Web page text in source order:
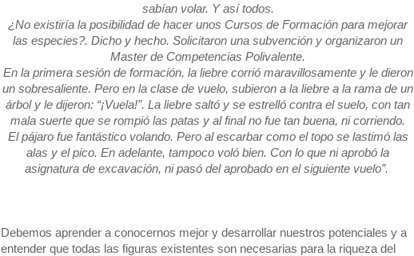
sabían volar. Y así todos.
¿No existiría la posibilidad de hacer unos Cursos de Formación para mejorar
las especies?. Dicho y hecho. Solicitaron una subvención y organizaron un
Master de Competencias Polivalente.
En la primera sesión de formación, la liebre corrió maravillosamente y le dieron
un sobresaliente. Pero en la clase de vuelo, subieron a la liebre a la rama de un
árbol y le dijeron: “¡Vuela!”. La liebre saltó y se estrelló contra el suelo, con tan
mala suerte que se rompió las patas y al final no fue tan buena, ni corriendo.
El pájaro fue fantástico volando. Pero al escarbar como el topo se lastimó las
alas y el pico. En adelante, tampoco voló bien. Con lo que ni aprobó la
asignatura de excavación, ni pasó del aprobado en el siguiente vuelo”.
Debemos aprender a conocernos mejor y desarrollar nuestros potenciales y a
entender que todas las figuras existentes son necesarias para la riqueza del